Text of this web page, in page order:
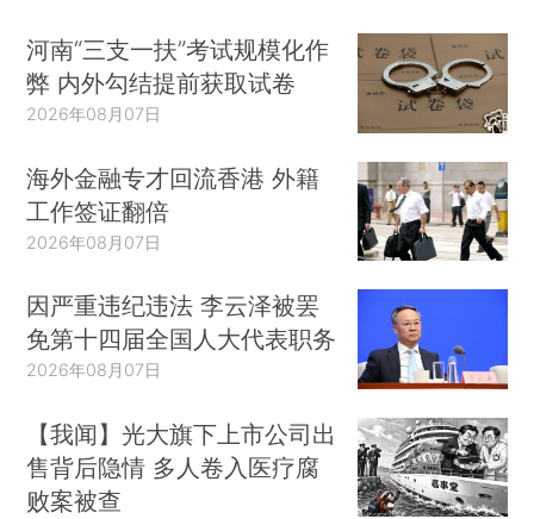
河南“三支一扶”考试规模化作
弊 内外勾结提前获取试卷
2026年08月07日
海外金融专才回流香港 外籍
工作签证翻倍
2026年08月07日
因严重违纪违法 李云泽被罢
免第十四届全国人大代表职务
2026年08月07日
【我闻】光大旗下上市公司出
售背后隐情 多人卷入医疗腐
败案被查